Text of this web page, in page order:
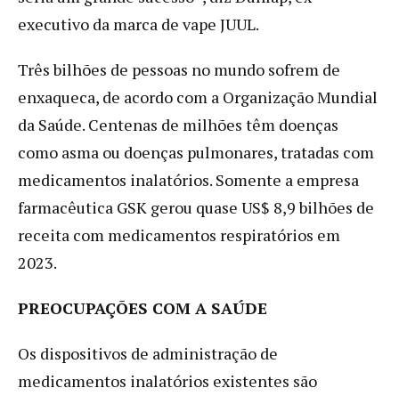
executivo da marca de vape JUUL.
Três bilhões de pessoas no mundo sofrem de
enxaqueca, de acordo com a Organização Mundial
da Saúde. Centenas de milhões têm doenças
como asma ou doenças pulmonares, tratadas com
medicamentos inalatórios. Somente a empresa
farmacêutica GSK gerou quase US$ 8,9 bilhões de
receita com medicamentos respiratórios em
2023.
PREOCUPAÇÕES COM A SAÚDE
Os dispositivos de administração de
medicamentos inalatórios existentes são